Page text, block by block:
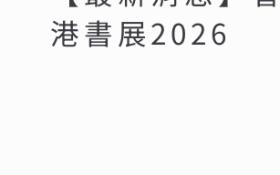
港書展2026